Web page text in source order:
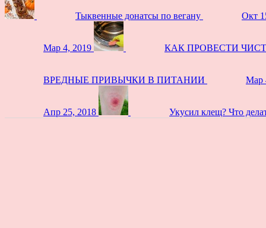
Тыквенные донатсы по вегану Окт
Мар 4, 2019 КАК ПРОВЕСТИ
ВРЕДНЫЕ ПРИВЫЧКИ В ПИТАНИИ Мар
Апр 25, 2018 Укусил клещ? Что